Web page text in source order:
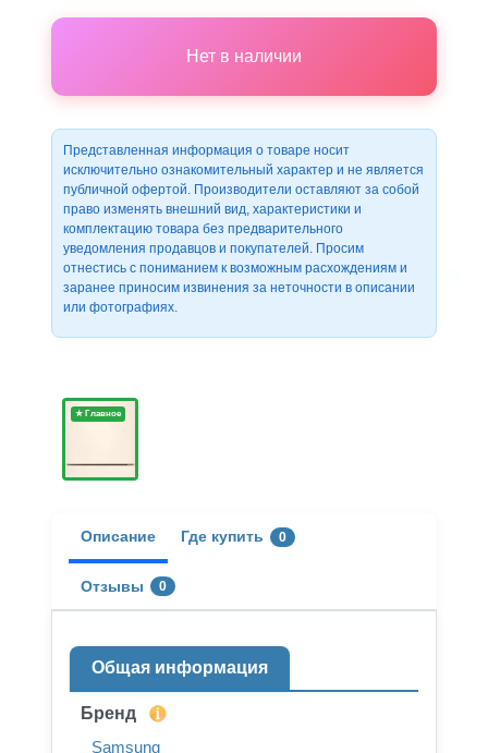
Нет в наличии
Представленная информация о товаре носит
исключительно ознакомительный характер и не является
публичной офертой. Производители оставляют за собой
право изменять внешний вид, характеристики и
комплектацию товара без предварительного
уведомления продавцов и покупателей. Просим
отнестись с пониманием к возможным расхождениям и
заранее приносим извинения за неточности в описании
или фотографиях.
★ Главное
Описание Где купить 0
Отзывы 0
Общая информация
Бренд
Samsung